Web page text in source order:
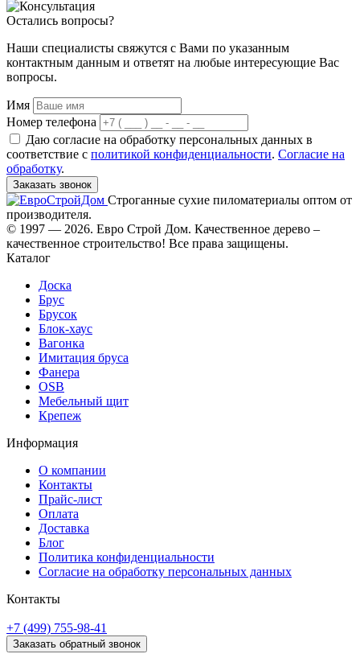
Остались вопросы?
Наши специалисты свяжутся с Вами по указанным
контактным данным и ответят на любые интересующие Вас
вопросы.
Имя
Номер телефона
Даю согласие на обработку персональных данных в
соответствие с политикой конфиденциальности. Согласие на
обработку.
Заказать звонок
Строганные сухие пиломатериалы оптом от
производителя.
© 1997 — 2026. Евро Строй Дом. Качественное дерево –
качественное строительство! Все права защищены.
Каталог
Доска
Брус
Брусок
Блок-хаус
Вагонка
Имитация бруса
Фанера
OSB
Мебельный щит
Крепеж
Информация
О компании
Контакты
Прайс-лист
Оплата
Доставка
Блог
Политика конфиденциальности
Согласие на обработку персональных данных
Контакты
+7 (499) 755-98-41
Заказать обратный звонок